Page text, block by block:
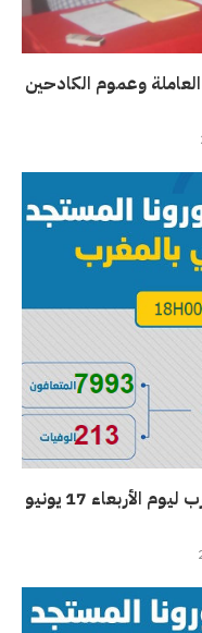
وعموم الكادحين
حصيلة تطورات الحالة الوبائية بالمغرب ليوم الأربعاء 17 يونيو